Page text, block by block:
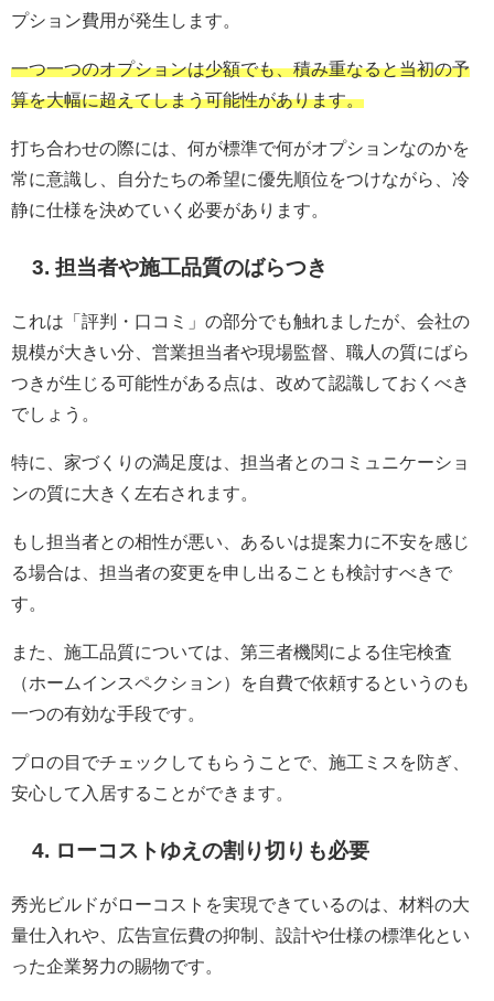
プション費用が発生します。
一つ一つのオプションは少額でも、積み重なると当初の予
算を大幅に超えてしまう可能性があります。
打ち合わせの際には、何が標準で何がオプションなのかを
常に意識し、自分たちの希望に優先順位をつけながら、冷
静に仕様を決めていく必要があります。
3. 担当者や施工品質のばらつき
これは「評判・口コミ」の部分でも触れましたが、会社の
規模が大きい分、営業担当者や現場監督、職人の質にばら
つきが生じる可能性がある点は、改めて認識しておくべき
でしょう。
特に、家づくりの満足度は、担当者とのコミュニケーショ
ンの質に大きく左右されます。
もし担当者との相性が悪い、あるいは提案力に不安を感じ
る場合は、担当者の変更を申し出ることも検討すべきで
す。
また、施工品質については、第三者機関による住宅検査
（ホームインスペクション）を自費で依頼するというのも
一つの有効な手段です。
プロの目でチェックしてもらうことで、施工ミスを防ぎ、
安心して入居することができます。
4. ローコストゆえの割り切りも必要
秀光ビルドがローコストを実現できているのは、材料の大
量仕入れや、広告宣伝費の抑制、設計や仕様の標準化とい
った企業努力の賜物です。